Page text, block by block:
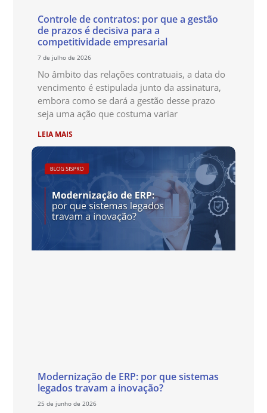
Controle de contratos: por que a gestão
de prazos é decisiva para a
competitividade empresarial
7 de julho de 2026
No âmbito das relações contratuais, a data do
vencimento é estipulada junto da assinatura,
embora como se dará a gestão desse prazo
seja uma ação que costuma variar
LEIA MAIS
Modernização de ERP: por que sistemas
legados travam a inovação?
25 de junho de 2026